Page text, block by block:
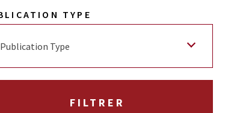
TYPE
Publication Type